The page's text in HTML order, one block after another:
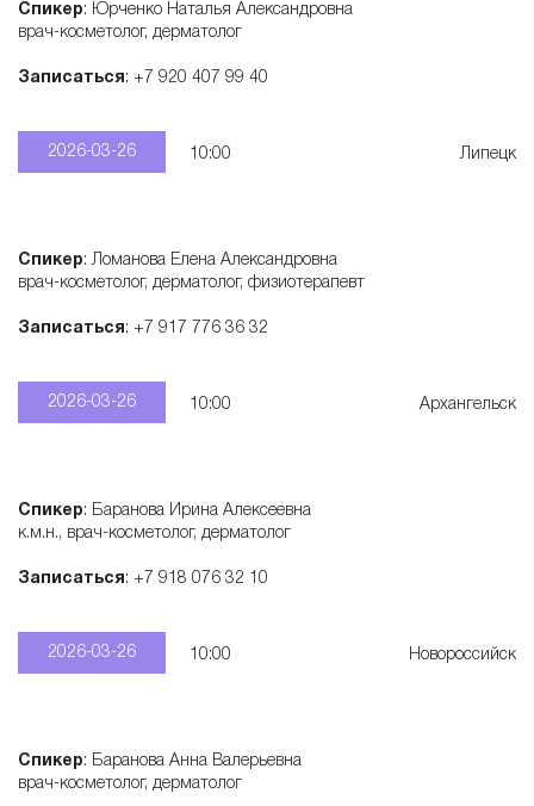
Спикер: Юрченко Наталья Александровна
врач-косметолог, дерматолог
Записаться: +7 920 407 99 40
2026-03-26 10:00 Липецк
Спикер: Ломанова Елена Александровна
врач-косметолог, дерматолог, физиотерапевт
Записаться: +7 917 776 36 32
2026-03-26 10:00 Архангельск
Спикер: Баранова Ирина Алексеевна
к.м.н., врач-косметолог, дерматолог
Записаться: +7 918 076 32 10
2026-03-26 10:00 Новороссийск
Спикер: Баранова Анна Валерьевна
врач-косметолог, дерматолог